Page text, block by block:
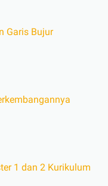
Garis Bujur
1 dan 2 Kurikulum